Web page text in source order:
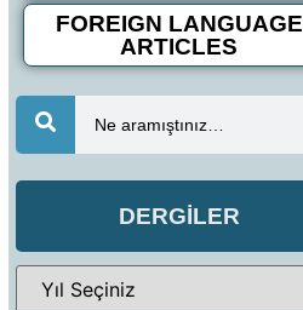
FOREIGN LANGUAGE
ARTICLES
Ne aramıştınız…
DERGİLER